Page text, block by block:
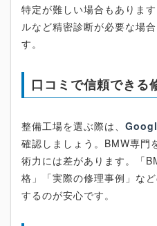
特定が難しい場合もありま
ルなど精密診断が必要な場
す。
口コミで信頼できる
整備工場を選ぶ際は、
確認しましょう。BMW専門
術力には差があります。「
格」「実際の修理事例」な
するのが安心です。